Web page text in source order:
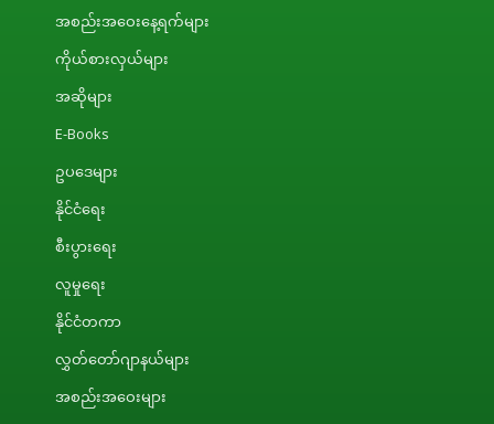
အစည်းအဝေးနေ့ရက်များ
ကိုယ်စားလှယ်များ
အဆိုများ
E-Books
ဥပဒေများ
နိုင်ငံရေး
စီးပွားရေး
လူမှုရေး
နိုင်ငံတကာ
လွှတ်တော်ဂျာနယ်များ
အစည်းအဝေးများ